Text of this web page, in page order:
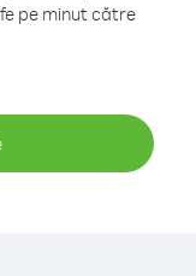
pe minut către